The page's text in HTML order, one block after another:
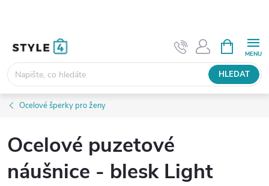
HLEDAT
NÁKUPNÍ
KOŠÍK
Ocelové šperky pro ženy
Ocelové puzetové
náušnice - blesk Light